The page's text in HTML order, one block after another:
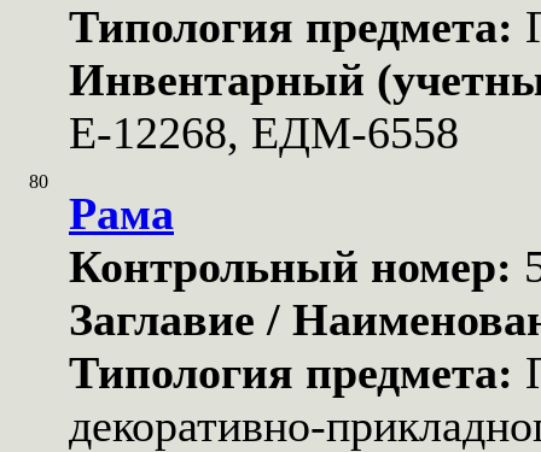
Типология предмета:
Инвентарный
Е-12268, ЕДМ-6558
80
Рама
Контрольный номер:
Заглавие /
Типология предмета:
декоративно-